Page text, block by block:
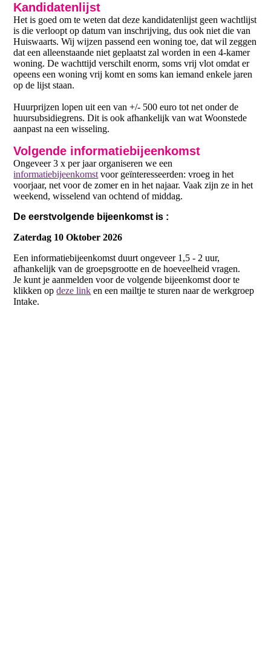
Kandidatenlijst
Het is goed om te weten dat deze kandidatenlijst geen wachtlijst
is die verloopt op datum van inschrijving, dus ook niet die van
Huiswaarts. Wij wijzen passend een woning toe, dat wil zeggen
dat een alleenstaande niet geplaatst zal worden in een 4-kamer
woning. De wachttijd verschilt enorm, soms vrij vlot omdat er
opeens een woning vrij komt en soms kan iemand enkele jaren
op de lijst staan.
Huurprijzen lopen uit een van +/- 500 euro tot net onder de
huursubsidiegrens. Dit is ook afhankelijk van wat Woonstede
aanpast na een wisseling.
Volgende informatiebijeenkomst
Ongeveer 3 x per jaar organiseren we een
informatiebijeenkomst voor geïnteresseerden: vroeg in het
voorjaar, net voor de zomer en in het najaar. Vaak zijn ze in het
weekend, wisselend van ochtend of middag.
De eerstvolgende bijeenkomst is :
Zaterdag 10 Oktober 2026
Een informatiebijeenkomst duurt ongeveer 1,5 - 2 uur,
afhankelijk van de groepsgrootte en de hoeveelheid vragen.
Je kunt je aanmelden voor de volgende bijeenkomst door te
klikken opdeze link en een mailtje te sturen naar de werkgroep
Intake.